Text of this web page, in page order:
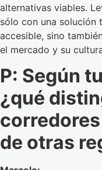
alternativas viables.
sólo con una solución
accesible, sino
el mercado y su
P: Según
¿qué
corredores
de otras